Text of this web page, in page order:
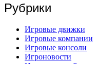
Рубрики
Игровые движки
Игровые компании
Игровые консоли
Игроновости